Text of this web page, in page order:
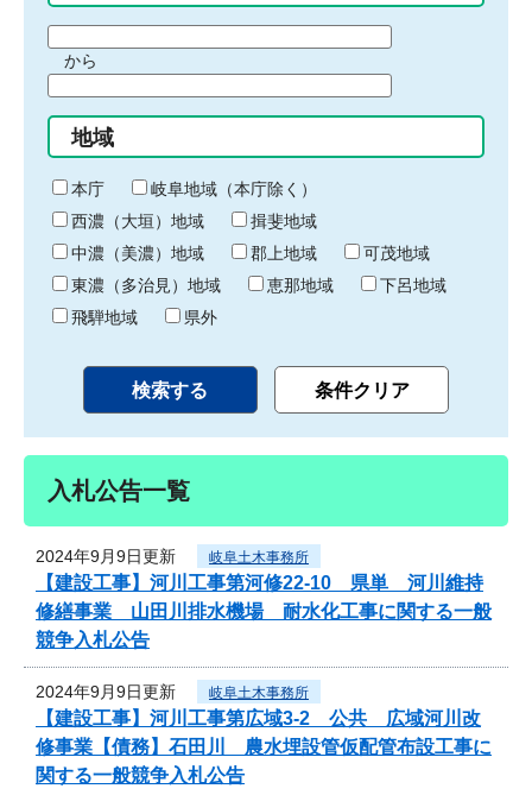
間
始
り
から
間
終
わ
り
地域
本庁
岐阜地域（本庁除く）
西濃（大垣）地域
揖斐地域
中濃（美濃）地域
郡上地域
可茂地域
東濃（多治見）地域
恵那地域
下呂地域
飛騨地域
県外
入札公告一覧
2024年9月9日更新 岐阜土木事務所
【建設工事】河川工事第河修22-10 県単 河川維持
修繕事業 山田川排水機場 耐水化工事に関する一般
競争入札公告
2024年9月9日更新 岐阜土木事務所
【建設工事】河川工事第広域3-2 公共 広域河川改
修事業【債務】石田川 農水埋設管仮配管布設工事に
関する一般競争入札公告